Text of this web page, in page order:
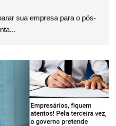
sua empresa para o pós-